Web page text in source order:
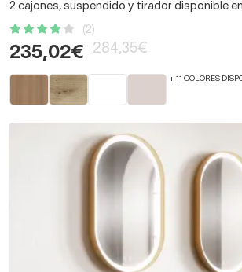
2 cajones, suspendido y tirador disponible
(2)
235,02€ 284,35€
+ 11 COLORES